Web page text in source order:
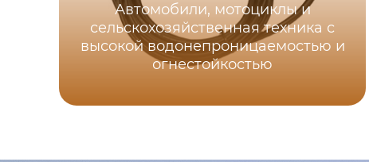
Автомобили, мотоциклы и
сельскохозяйственная техника с
высокой водонепроницаемостью и
огнестойкостью